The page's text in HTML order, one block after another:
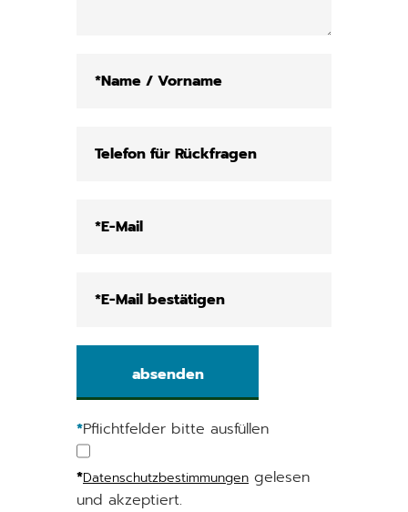
*Pflichtfelder bitte ausfüllen
*Datenschutzbestimmungen gelesen
und akzeptiert.